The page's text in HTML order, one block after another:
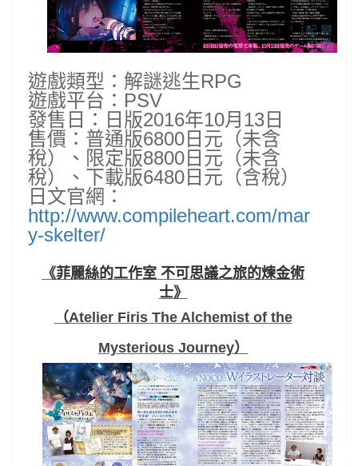
遊戲類型：解謎逃生RPG
遊戲平台：PSV
發售日：日版2016年10月13日
售價：普通版6800日元（未含
稅）、限定版8800日元（未含
稅）、下載版6480日元（含稅）
日文官網：
http://www.compileheart.com/mar
y-skelter/
《菲麗絲的工作室 不可思議之旅的煉金術
士》
（Atelier Firis The Alchemist of the
Mysterious Journey）